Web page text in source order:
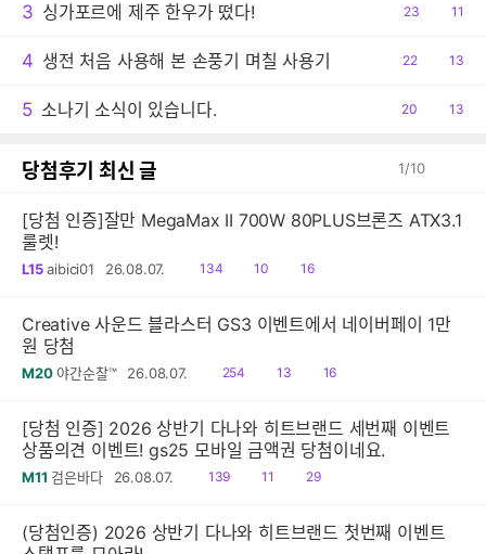
3 싱가포르에 제주 한우가 떴다!
공
23
댓
11
4 생전 처음 사용해 본 손풍기 며칠 사용기
공
22
댓
13
5 소나기 소식이 있습니다.
공
20
댓
13
당첨후기 최신 글 1/10
[당첨 인증]잘만 MegaMax II 700W 80PLUS브론즈 ATX3.1
룰렛!
L15 aibici01 26.08.07.
읽
134
공
10
댓
16
Creative 사운드 블라스터 GS3 이벤트에서 네이버페이 1만
원 당첨
M20 야간순찰™ 26.08.07.
읽
254
공
13
댓
16
[당첨 인증] 2026 상반기 다나와 히트브랜드 세번째 이벤트
상품의견 이벤트! gs25 모바일 금액권 당첨이네요.
M11 검은바다 26.08.07.
읽
139
공
11
댓
29
(당첨인증) 2026 상반기 다나와 히트브랜드 첫번째 이벤트